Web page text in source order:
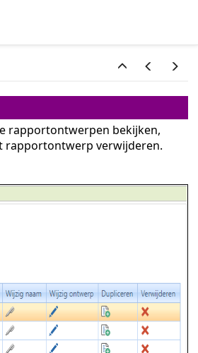
rapportontwerpen bekijken,
rapportontwerp verwijderen.